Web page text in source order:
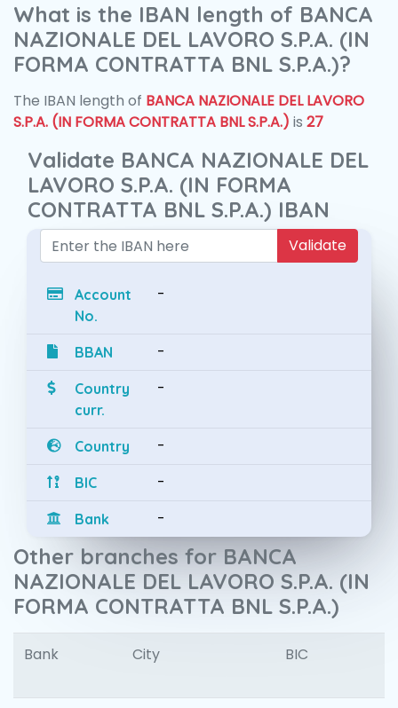
What is the IBAN length of BANCA
NAZIONALE DEL LAVORO S.P.A. (IN
FORMA CONTRATTA BNL S.P.A.)?
The IBAN length of BANCA NAZIONALE DEL LAVORO
S.P.A. (IN FORMA CONTRATTA BNL S.P.A.) is 27
Validate BANCA NAZIONALE DEL
LAVORO S.P.A. (IN FORMA
CONTRATTA BNL S.P.A.) IBAN
Validate
Account
No.
-
BBAN -
Country
curr.
-
Country -
BIC -
Bank -
Other branches for BANCA
NAZIONALE DEL LAVORO S.P.A. (IN
FORMA CONTRATTA BNL S.P.A.)
Bank City BIC